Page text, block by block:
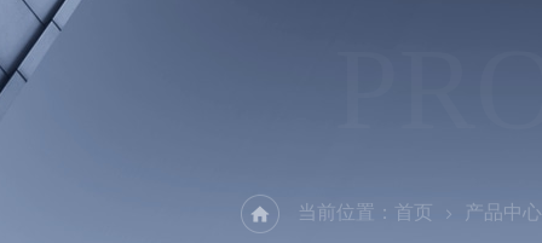
当前位置： 首页 产品中心